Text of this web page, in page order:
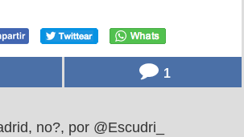
1
no?, por @Escudri_